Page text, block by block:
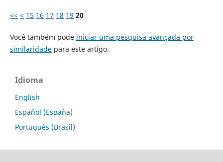
<< < 15 16 17 18 19 20
Você também pode iniciar uma pesquisa avançada por
similaridadepara este artigo.
Idioma
English
Español (España)
Português (Brasil)